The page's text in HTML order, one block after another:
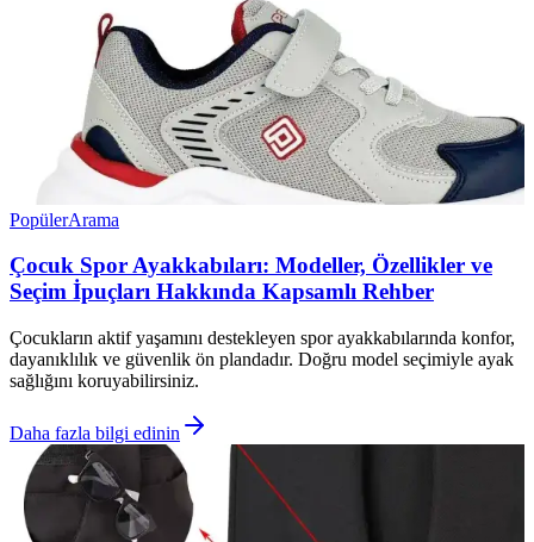
PopülerArama
Çocuk Spor Ayakkabıları: Modeller, Özellikler ve
Seçim İpuçları Hakkında Kapsamlı Rehber
Çocukların aktif yaşamını destekleyen spor ayakkabılarında konfor,
dayanıklılık ve güvenlik ön plandadır. Doğru model seçimiyle ayak
sağlığını koruyabilirsiniz.
Daha fazla bilgi edinin